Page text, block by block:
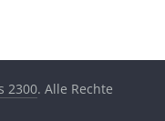
2300. Alle Rechte